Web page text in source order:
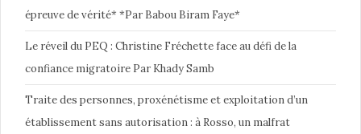
épreuve de vérité* *Par Babou Biram Faye*
Le réveil du PEQ : Christine Fréchette face au défi de la
confiance migratoire Par Khady Samb
Traite des personnes, proxénétisme et exploitation d’un
établissement sans autorisation : à Rosso, un malfrat